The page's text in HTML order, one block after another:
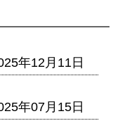
年12月11日
年07月15日